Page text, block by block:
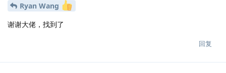
Ryan Wang
谢谢大佬，找到了
回复